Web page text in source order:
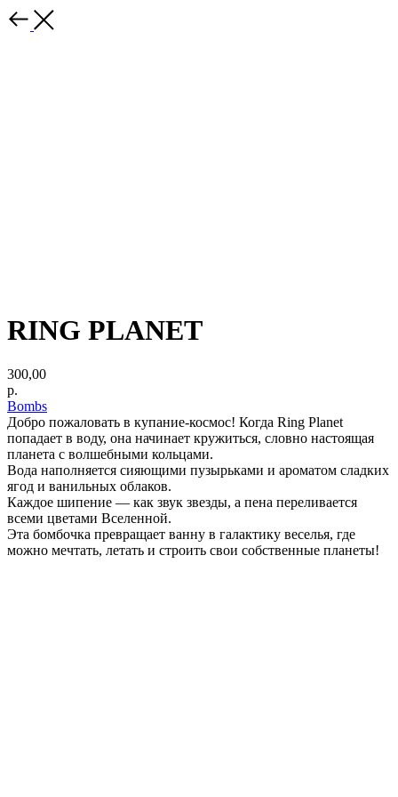
RING PLANET
300,00
р.
Bombs
Добро пожаловать в купание-космос! Когда Ring Planet
попадает в воду, она начинает кружиться, словно настоящая
планета с волшебными кольцами.
Вода наполняется сияющими пузырьками и ароматом сладких
ягод и ванильных облаков.
Каждое шипение — как звук звезды, а пена переливается
всеми цветами Вселенной.
Эта бомбочка превращает ванну в галактику веселья, где
можно мечтать, летать и строить свои собственные планеты!